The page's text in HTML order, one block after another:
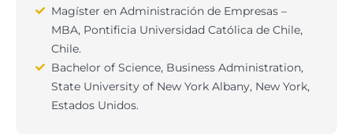
Magíster en Administración de Empresas –
MBA, Pontificia Universidad Católica de Chile,
Chile.
Bachelor of Science, Business Administration,
State University of New York Albany, New York,
Estados Unidos.